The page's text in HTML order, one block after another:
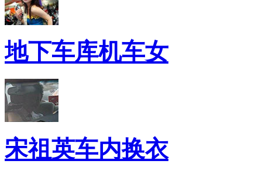
地下车库机车女
宋祖英车内换衣